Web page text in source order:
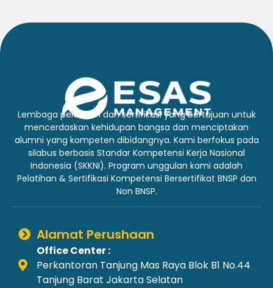
Lembaga pelatihan dan sertifikasi yang bertujuan untuk
mencerdaskan kehidupan bangsa dan menciptakan
alumni yang kompeten dibidangnya. Kami berfokus pada
silabus berbasis Standar Kompetensi Kerja Nasional
Indonesia (SKKNI). Program unggulan kami adalah
Pelatihan & Sertifikasi Kompetensi Bersertifikat BNSP dan
Non BNSP.
Alamat Perushaan
Office Center :
Perkantoran Tanjung Mas Raya Blok B1 No.44
Tanjung Barat Jakarta Selatan